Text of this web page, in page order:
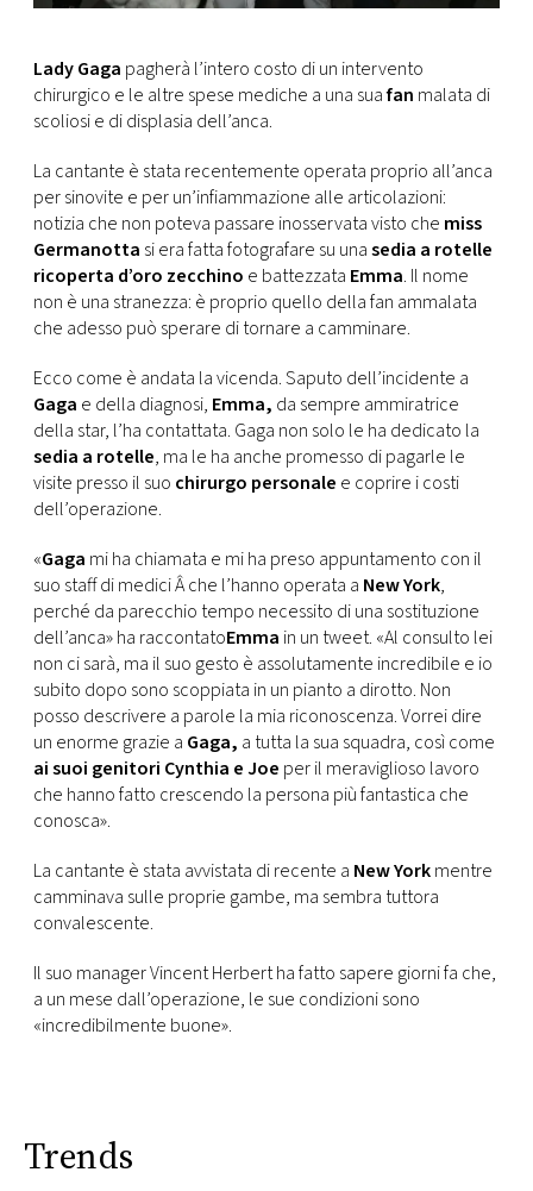
Lady Gaga pagherà l’intero costo di un intervento
chirurgico e le altre spese mediche a una suafan malata di
scoliosi e di displasia dell’anca.
La cantante è stata recentemente operata proprio all’anca
per sinovite e per un’infiammazione alle articolazioni:
notizia che non poteva passare inosservata visto che miss
Germanotta si era fatta fotografare su unasedia a rotelle
ricoperta d’oro zecchino e battezzata Emma. Il nome
non è una stranezza: è proprio quello della fan ammalata
che adesso può sperare di tornare a camminare.
Ecco come è andata la vicenda. Saputo dell’incidente a
Gaga e della diagnosi, Emma, da sempre ammiratrice
della star, l’ha contattata. Gaga non solo le ha dedicato la
sedia a rotelle, ma le ha anche promesso di pagarle le
visite presso il suo chirurgo personale e coprire i costi
dell’operazione.
«Gaga mi ha chiamata e mi ha preso appuntamento con il
suo staff di medici Â che l’hanno operata a New York,
perché da parecchio tempo necessito di una sostituzione
dell’anca» ha raccontatoEmma in un tweet. «Al consulto lei
non ci sarà, ma il suo gesto è assolutamente incredibile e io
subito dopo sono scoppiata in un pianto a dirotto. Non
posso descrivere a parole la mia riconoscenza. Vorrei dire
un enorme grazie a Gaga, a tutta la sua squadra, così come
ai suoi genitori Cynthia e Joe per il meraviglioso lavoro
che hanno fatto crescendo la persona più fantastica che
conosca».
La cantante è stata avvistata di recente a New Yorkmentre
camminava sulle proprie gambe, ma sembra tuttora
convalescente.
Il suo manager Vincent Herbert ha fatto sapere giorni fa che,
a un mese dall’operazione, le sue condizioni sono
«incredibilmente buone».
Trends